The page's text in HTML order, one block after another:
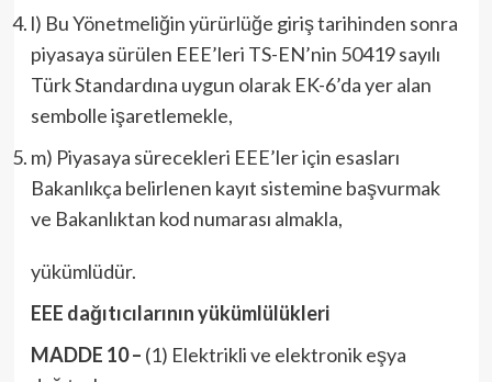
l) Bu Yönetmeliğin yürürlüğe giriş tarihinden sonra
piyasaya sürülen EEE’leri TS-EN’nin 50419 sayılı
Türk Standardına uygun olarak EK-6’da yer alan
sembolle işaretlemekle,
m) Piyasaya sürecekleri EEE’ler için esasları
Bakanlıkça belirlenen kayıt sistemine başvurmak
ve Bakanlıktan kod numarası almakla,
yükümlüdür.
EEE dağıtıcılarının yükümlülükleri
MADDE 10 – (1) Elektrikli ve elektronik eşya